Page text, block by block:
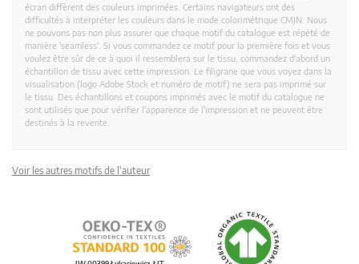
écran diffèrent des couleurs imprimées. Certains navigateurs ont des
difficultés à interpréter les couleurs dans le mode colorimétrique CMJN. Nous
ne pouvons pas non plus assurer que chaque motif du catalogue est répété de
manière 'seamless'. Si vous commandez ce motif pour la première fois et vous
voulez être sûr de ce à quoi il ressemblera sur le tissu, commandez d'abord un
échantillon de tissu avec cette impression. Le filigrane que vous voyez dans la
visualisation (logo Adobe Stock et numéro de motif) ne sera pas imprimé sur
le tissu. Des échantillons et coupons imprimés avec le motif du catalogue ne
sont utilisés que pour vérifier l'apparence de l'impression et ne peuvent être
destinés à la revente.
Voir les autres motifs de l'auteur